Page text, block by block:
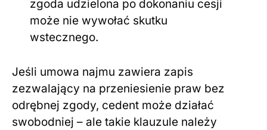
zgoda udzielona po dokonaniu cesji
może nie wywołać skutku
wstecznego.
Jeśli umowa najmu zawiera zapis
zezwalający na przeniesienie praw bez
odrębnej zgody, cedent może działać
swobodniej – ale takie klauzule należy